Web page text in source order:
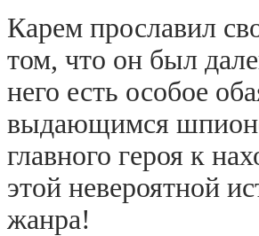
Карем прославил
том, что он был
него есть особое
выдающимся
главного героя к
этой невероятной
жанра!